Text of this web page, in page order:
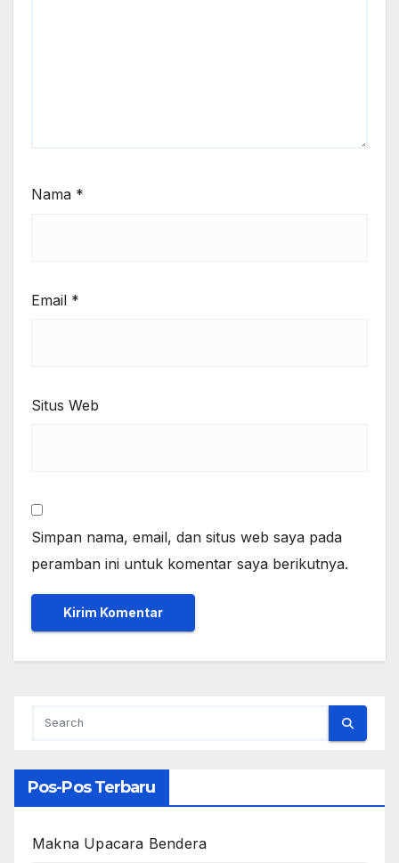
Nama *
Email *
Situs Web
Simpan nama, email, dan situs web saya pada
peramban ini untuk komentar saya berikutnya.
Pos-Pos Terbaru
Makna Upacara Bendera